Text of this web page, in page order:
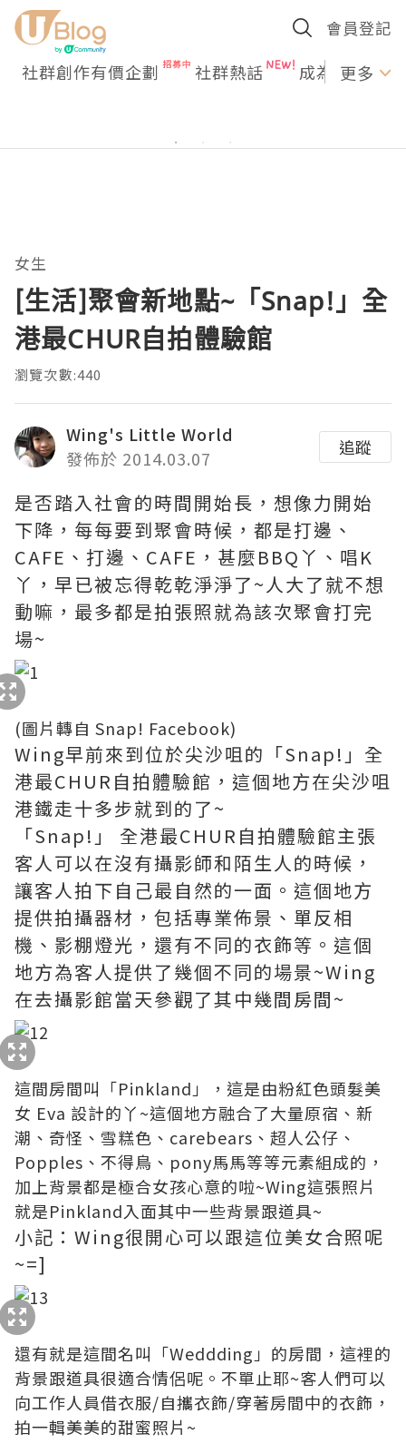
會員登記
社群創作有價企劃 社群熱話 成為U更多
女生
[生活]聚會新地點~「Snap!」全
港最CHUR自拍體驗館
瀏覽次數:440
Wing's Little World
發佈於 2014.03.07
追蹤
是否踏入社會的時間開始長，想像力開始
下降，每每要到聚會時候，都是打邊、
CAFE、打邊、CAFE，甚麼BBQ丫、唱K
丫，早已被忘得乾乾淨淨了~人大了就不想
動嘛，最多都是拍張照就為該次聚會打完
場~
(圖片轉自 Snap! Facebook)
Wing早前來到位於尖沙咀的「Snap!」全
港最CHUR自拍體驗館，這個地方在尖沙咀
港鐵走十多步就到的了~
「Snap!」 全港最CHUR自拍體驗館主張
客人可以在沒有攝影師和陌生人的時候，
讓客人拍下自己最自然的一面。這個地方
提供拍攝器材，包括專業佈景、單反相
機、影棚燈光，還有不同的衣飾等。這個
地方為客人提供了幾個不同的場景~Wing
在去攝影館當天參觀了其中幾間房間~
這間房間叫「Pinkland」，這是由粉紅色頭髮美
女 Eva 設計的丫~這個地方融合了大量原宿、新
潮、奇怪、雪糕色、carebears、超人公仔、
Popples、不得鳥、pony馬馬等等元素組成的，
加上背景都是極合女孩心意的啦~Wing這張照片
就是Pinkland入面其中一些背景跟道具~
小記：Wing很開心可以跟這位美女合照呢
~=]
還有就是這間名叫「Weddding」的房間，這裡的
背景跟道具很適合情侶呢。不單止耶~客人們可以
向工作人員借衣服/自攜衣飾/穿著房間中的衣飾，
拍一輯美美的甜蜜照片~